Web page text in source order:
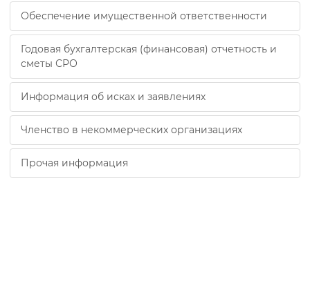
Обеспечение имущественной ответственности
Годовая бухгалтерская (финансовая) отчетность и
сметы СРО
Информация об исках и заявлениях
Членство в некоммерческих организациях
Прочая информация